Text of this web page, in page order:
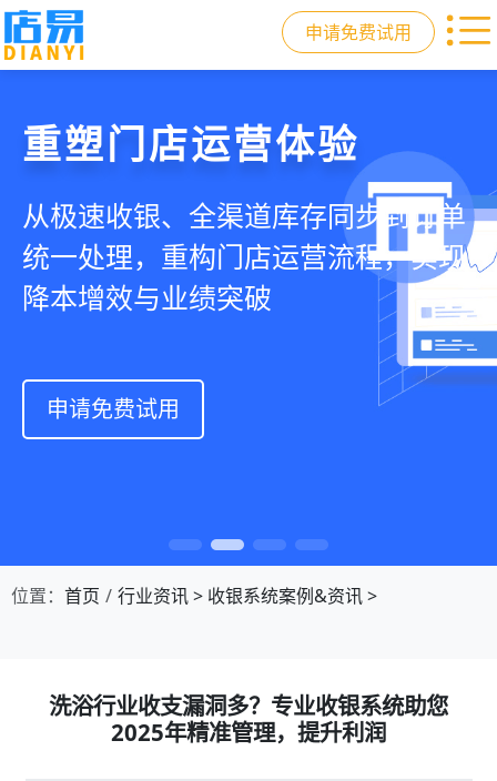
申请免费试用
门店收银，就用店易
智慧收银+商品库存+会员增长+小程序
商城，一套系统解决开店管店及业绩
增长难题
申请免费试用
重塑门店运营体验
从极速收银、全渠道库存同步到订单
统一处理，重构门店运营流程，实现
降本增效与业绩突破
申请免费试用
驱动私域会员增长
从支付即会员、精准营销到优惠券互
通，驱动私域流量沉淀和会员复购，
提升忠诚度和营销效果
申请免费试用
快速拓展生意边界
借助小程序商城、线上引流到线下售
后，打通全域销售渠道，拓展生意边
界，提升顾客体验
申请免费试用
位置： 首页 行业资讯> 收银系统案例&资讯>
洗浴行业收支漏洞多？专业收银系统助您
2025年精准管理，提升利润